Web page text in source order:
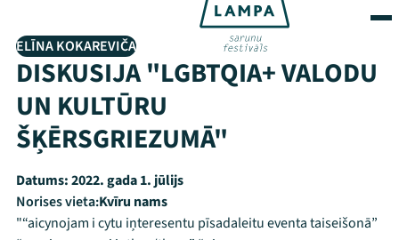
ELĪNA KOKAREVIČA
DISKUSIJA "LGBTQIA+ VALODU
UN KULTŪRU
ŠĶĒRSGRIEZUMĀ"
Datums:2022. gada 1. jūlijs
Norises vieta:Kvīru nams
"“aicynojam i cytu iņteresentu pīsadaleitu eventa taiseišonā”